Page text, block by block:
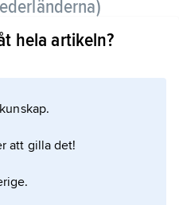
hela artikeln?
att gilla det!